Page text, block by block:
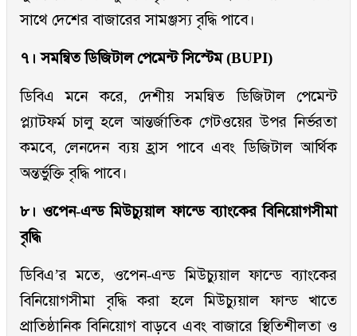
সাথে দেশের বাজারের সামঞ্জস্য বৃদ্ধি পাবে।
৭। সমন্বিত ডিজিটাল পেমেন্ট সিস্টেম (BUPI)
ডিবিএ মনে করে, দেশীয় সমন্বিত ডিজিটাল পেমেন্ট
প্ল্যাটফর্ম চালু হলে আন্তর্জাতিক গেটওয়ের উপর নির্ভরতা
কমবে, লেনদেন ব্যয় হ্রাস পাবে এবং ডিজিটাল আর্থিক
অন্তর্ভুক্তি বৃদ্ধি পাবে।
৮। ওপেন-এন্ড মিউচ্যুয়াল ফান্ডে ব্যাংকের বিনিয়োগসীমা
বৃদ্ধি
ডিবিএ’র মতে, ওপেন-এন্ড মিউচ্যুয়াল ফান্ডে ব্যাংকের
বিনিয়োগসীমা বৃদ্ধি করা হলে মিউচ্যুয়াল ফান্ড খাতে
প্রাতিষ্ঠানিক বিনিয়োগ বাড়বে এবং বাজারে স্থিতিশীলতা ও